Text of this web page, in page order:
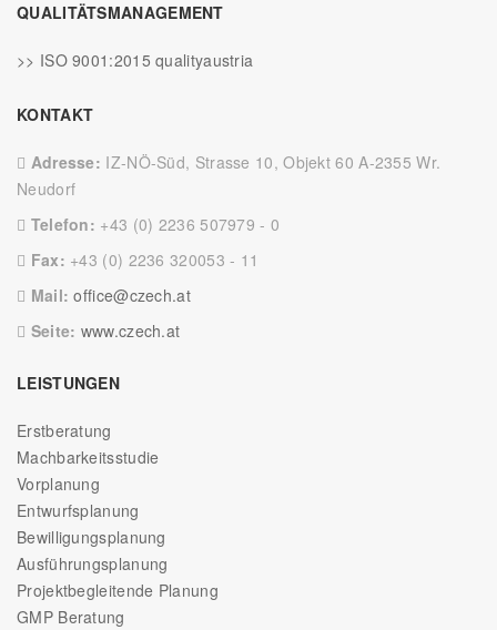
QUALITÄTSMANAGEMENT
>> ISO 9001:2015 qualityaustria
KONTAKT
Adresse: IZ-NÖ-Süd, Strasse 10, Objekt 60 A-2355 Wr.
Neudorf
Telefon: +43 (0) 2236 507979 - 0
Fax: +43 (0) 2236 320053 - 11
Mail:office@czech.at
Seite: www.czech.at
LEISTUNGEN
Erstberatung
Machbarkeitsstudie
Vorplanung
Entwurfsplanung
Bewilligungsplanung
Ausführungsplanung
Projektbegleitende Planung
GMP Beratung